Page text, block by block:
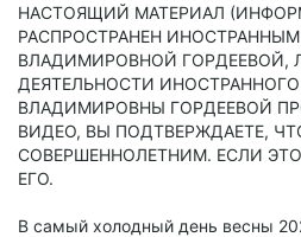
НАСТОЯЩИЙ МАТЕРИАЛ
РАСПРОСТРАНЕН
ВЛАДИМИРОВНОЙ ГОРДЕЕВОЙ,
ДЕЯТЕЛЬНОСТИ ИНОСТРАННОГО
ВЛАДИМИРОВНЫ ГОРДЕЕВОЙ
ВИДЕО, ВЫ ПОДТВЕРЖДАЕТЕ,
СОВЕРШЕННОЛЕТНИМ. ЕСЛИ
ЕГО.
В самый холодный день весны